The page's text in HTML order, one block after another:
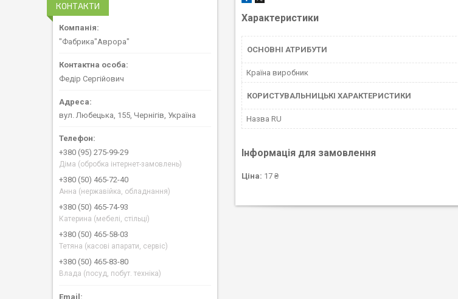
Характеристики
ОСНОВНІ АТРИБУТИ
Країна виробник
КОРИСТУВАЛЬНИЦЬКІ ХАРАКТЕРИСТИКИ
Назва RU
Інформація для замовлення
Ціна: 17 ₴
КОНТАКТИ
"Фабрика"Аврора"
Федір Сергійович
вул. Любецька, 155, Чернігів, Україна
+380 (95) 275-99-29
Діма (обробка інтернет-замовлень)
+380 (50) 465-72-40
Анна (нержавійка, обладнання)
+380 (50) 465-74-93
Катерина (мебелі, стільці)
+380 (50) 465-58-03
Тетяна (касові апарати, сервіс)
+380 (50) 465-83-80
Влада (посуд, побут. техніка)